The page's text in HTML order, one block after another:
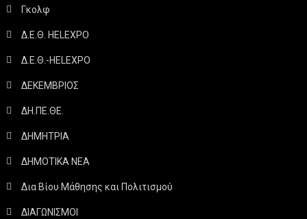
Γκολφ
Δ.Ε.Θ. HELEXPO
Δ.Ε.Θ.-HELEXPO
ΔΕΚΕΜΒΡΙΟΣ
ΔΗ.ΠΕ.ΘΕ.
ΔΗΜΗΤΡΙΑ
ΔΗΜΟΤΙΚΑ ΝΕΑ
Δια Βίου Μάθησης και Πολιτισμού
ΔΙΑΓΩΝΙΣΜΟΙ